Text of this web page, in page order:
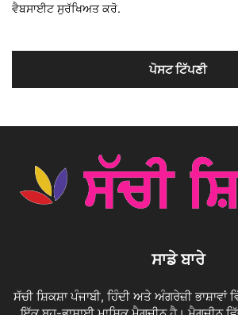
ਵੈਬਸਾਈਟ ਸੁਰੱਖਿਅਤ ਕਰੋ.
ਸਾਡੇ ਬਾਰੇ
ਸੱਚੀ ਸ਼ਿਕਸ਼ਾ ਪੰਜਾਬੀ, ਹਿੰਦੀ ਅਤੇ ਅੰਗਰੇਜ਼ੀ ਭਾਸ਼ਾਵਾਂ